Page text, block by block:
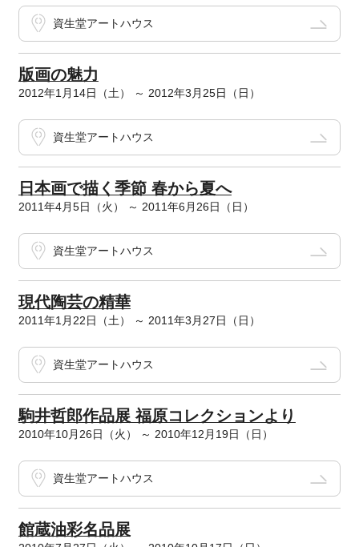
資生堂アートハウス
版画の魅力
2012年1月14日（土） ～ 2012年3月25日（日）
資生堂アートハウス
日本画で描く季節 春から夏へ
2011年4月5日（火） ～ 2011年6月26日（日）
資生堂アートハウス
現代陶芸の精華
2011年1月22日（土） ～ 2011年3月27日（日）
資生堂アートハウス
駒井哲郎作品展 福原コレクションより
2010年10月26日（火） ～ 2010年12月19日（日）
資生堂アートハウス
館蔵油彩名品展